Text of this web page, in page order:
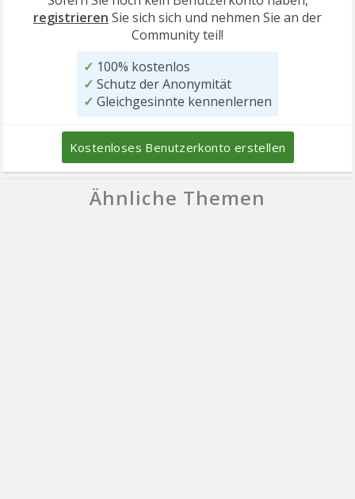
registrieren Sie sich sich und nehmen Sie an der
Community teil!
✓ 100% kostenlos
✓ Schutz der Anonymität
✓ Gleichgesinnte kennenlernen
Kostenloses Benutzerkonto erstellen
Ähnliche Themen